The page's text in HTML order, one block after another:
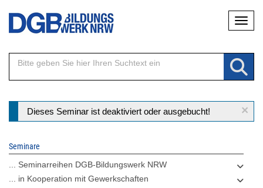
Direkt
Inhalt
×
Statusmeldung
Dieses Seminar ist deaktiviert oder ausgebucht!
Seminare
... Seminarreihen DGB-Bildungswerk NRW
... in Kooperation mit Gewerkschaften